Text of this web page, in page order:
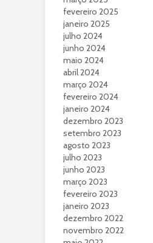
fevereiro 2025
janeiro 2025
julho 2024
junho 2024
maio 2024
abril 2024
março 2024
fevereiro 2024
janeiro 2024
dezembro 2023
setembro 2023
agosto 2023
julho 2023
junho 2023
março 2023
fevereiro 2023
janeiro 2023
dezembro 2022
novembro 2022